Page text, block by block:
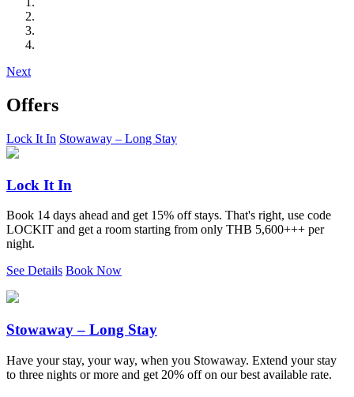
Next
Offers
Lock It In Stowaway – Long Stay
Lock It In
Book 14 days ahead and get 15% off stays. That's right, use code
LOCKIT and get a room starting from only THB 5,600+++ per
night.
See Details Book Now
Stowaway – Long Stay
Have your stay, your way, when you Stowaway. Extend your stay
to three nights or more and get 20% off on our best available rate.